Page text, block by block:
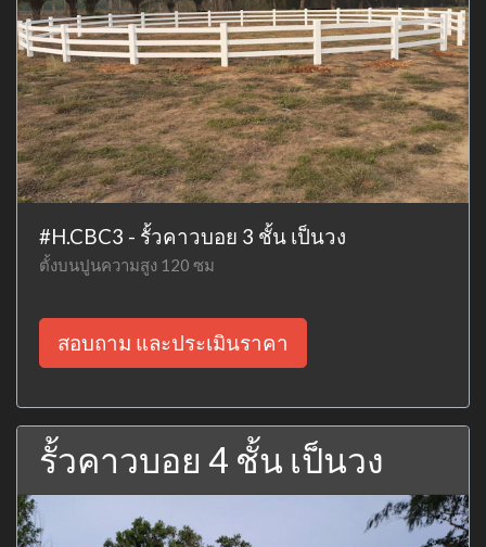
#H.CBC3 - รั้วคาวบอย 3 ชั้น เป็นวง
ตั้งบนปูนความสูง 120 ซม
สอบถาม และประเมินราคา
รั้วคาวบอย 4 ชั้น เป็นวง